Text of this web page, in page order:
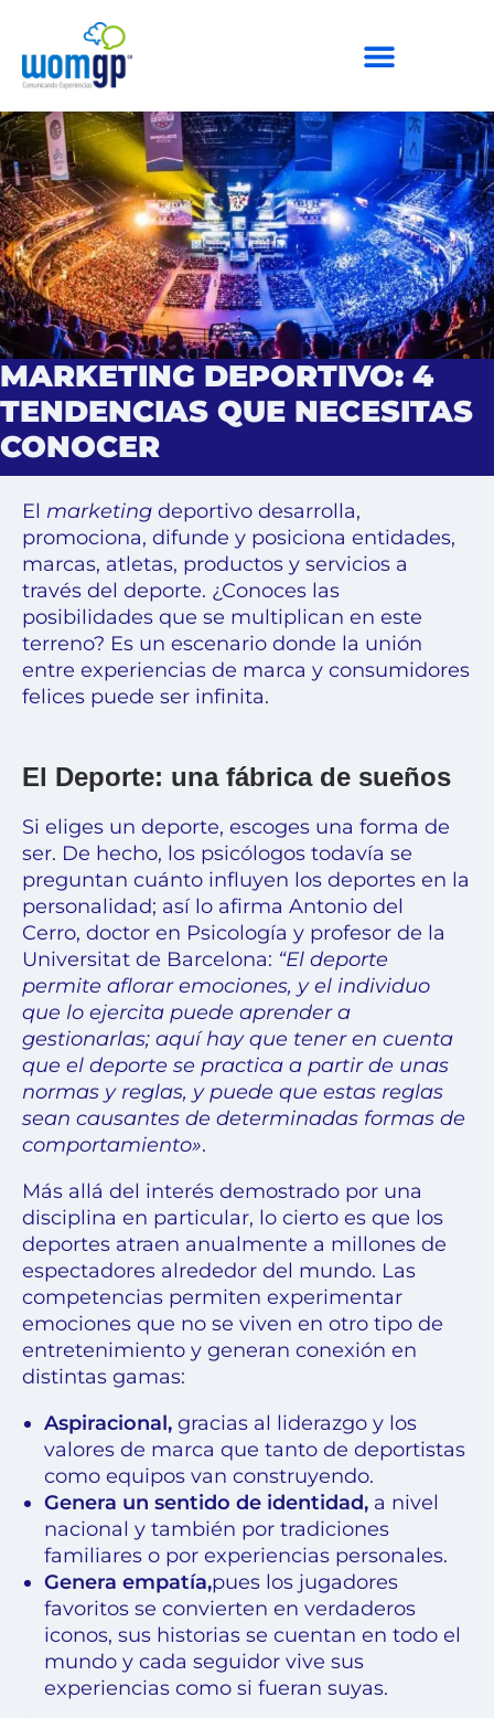
MARKETING DEPORTIVO: 4
TENDENCIAS QUE NECESITAS
CONOCER
El marketing deportivo desarrolla,
promociona, difunde y posiciona entidades,
marcas, atletas, productos y servicios a
través del deporte. ¿Conoces las
posibilidades que se multiplican en este
terreno? Es un escenario donde la unión
entre experiencias de marca y consumidores
felices puede ser infinita.
El Deporte: una fábrica de sueños
Si eliges un deporte, escoges una forma de
ser. De hecho, los psicólogos todavía se
preguntan cuánto influyen los deportes en la
personalidad; así lo afirma Antonio del
Cerro, doctor en Psicología y profesor de la
Universitat de Barcelona: “El deporte
permite aflorar emociones, y el individuo
que lo ejercita puede aprender a
gestionarlas; aquí hay que tener en cuenta
que el deporte se practica a partir de unas
normas y reglas, y puede que estas reglas
sean causantes de determinadas formas de
comportamiento».
Más allá del interés demostrado por una
disciplina en particular, lo cierto es que los
deportes atraen anualmente a millones de
espectadores alrededor del mundo. Las
competencias permiten experimentar
emociones que no se viven en otro tipo de
entretenimiento y generan conexión en
distintas gamas:
Aspiracional, gracias al liderazgo y los
valores de marca que tanto de deportistas
como equipos van construyendo.
Genera un sentido de identidad, a nivel
nacional y también por tradiciones
familiares o por experiencias personales.
Genera empatía,pues los jugadores
favoritos se convierten en verdaderos
iconos, sus historias se cuentan en todo el
mundo y cada seguidor vive sus
experiencias como si fueran suyas.